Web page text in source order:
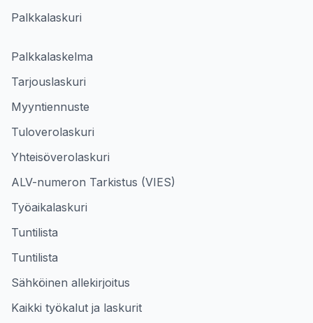
Palkkalaskuri
Palkkalaskelma
Tarjouslaskuri
Myyntiennuste
Tuloverolaskuri
Yhteisöverolaskuri
ALV-numeron Tarkistus (VIES)
Työaikalaskuri
Tuntilista
Tuntilista
Sähköinen allekirjoitus
Kaikki työkalut ja laskurit